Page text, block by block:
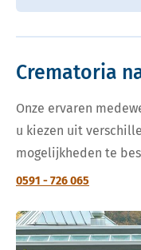
Crematoria
Onze ervaren
u kiezen uit
mogelijkheden te
0591 - 726 065